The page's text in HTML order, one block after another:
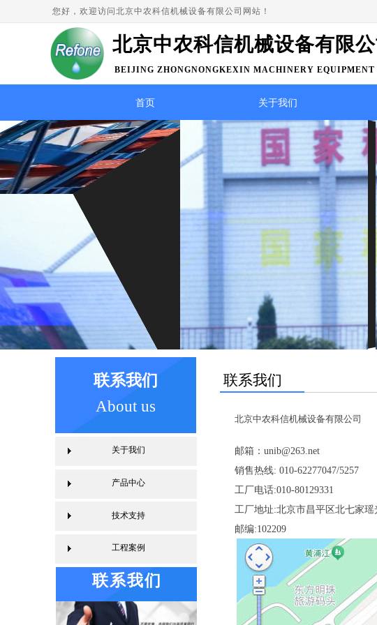
您好，欢迎访问北京中农科信机械设备有限公司网站！
BEIJING ZHONGNONGKEXIN MACHINERY EQUIPMENT
北京中农科信机械设备有限公
首页 关于我们
精益求精
联系我们 联系我们
About us
北京中农科信机械设备有限公司
邮箱：unib@263.net
销售热线: 010-62277047/5257
工厂电话:010-80129331
工厂地址:北京市昌平区北七家
邮编:102209
联系我们
关于我们
产品中心
技术支持
工程案例